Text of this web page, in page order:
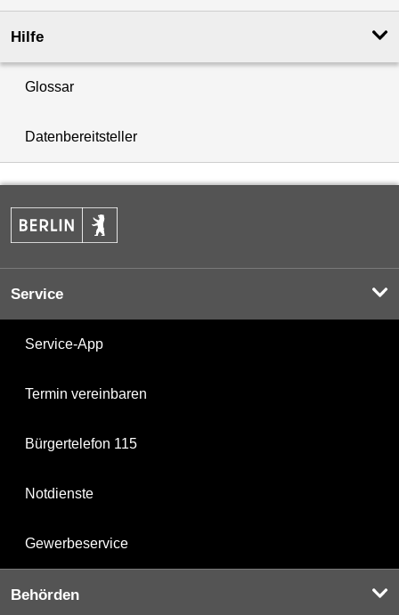
Hilfe
Glossar
Datenbereitsteller
Service
Service-App
Termin vereinbaren
Bürgertelefon 115
Notdienste
Gewerbeservice
Behörden